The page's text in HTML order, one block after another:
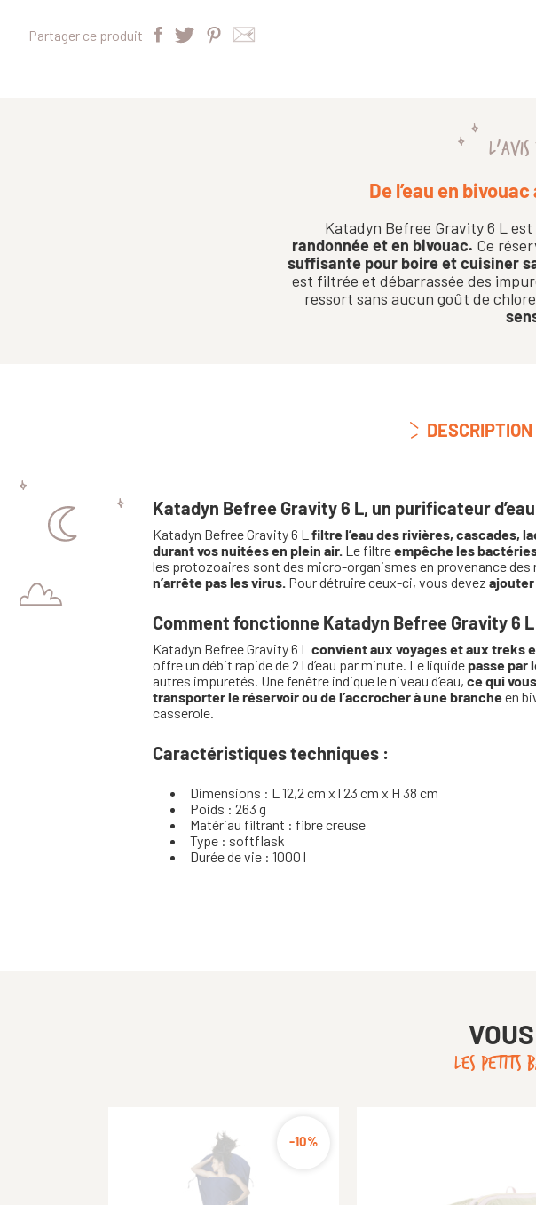
Partager ce produit
L'AVIS
De l’eau en
Katadyn Befree Gravity 6 L est
randonnée et en bivouac. Ce
suffisante pour boire et cuisiner
est filtrée et débarrassée des
ressort sans aucun goût de
DESCRIPTION
Katadyn Befree Gravity 6 L, un purificateur
Katadyn Befree Gravity 6 L filtre l’eau des rivières, cascades,
durant vos nuitées en plein air. Le filtreempêche les
les protozoaires sont des micro-organismes en provenance
n’arrête pas les virus. Pour détruire ceux-ci, vous devez ajouter
Comment fonctionne Katadyn Befree Gravity 6 L
Katadyn Befree Gravity 6 L convient aux voyages et aux treks
offre un débit rapide de 2 l d’eau par minute. Le liquide passe par
autres impuretés. Une fenêtre indique le niveau d’eau, ce qui
transporter le réservoir ou de l’accrocher à une brancheen
casserole.
Caractéristiques techniques :
Dimensions : L 12,2 cm x l 23 cm x H 38 cm
Poids : 263 g
Matériau filtrant : fibre creuse
Type : softflask
Durée de vie : 1000 l
LES PETITS
-20%
-10%